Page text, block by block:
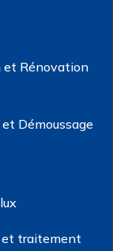
et Rénovation
Démoussage
traitement